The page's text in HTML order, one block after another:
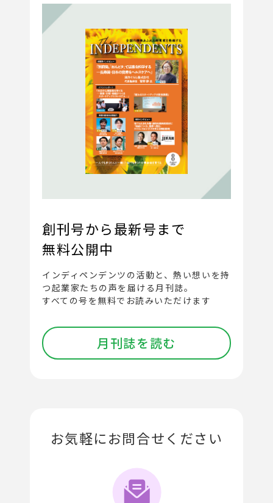
創刊号から最新号まで
無料公開中
インディペンデンツの活動と、熱い想いを持
つ起業家たちの声を届ける月刊誌。
すべての号を無料でお読みいただけます
月刊誌を読む
お気軽にお問合せください